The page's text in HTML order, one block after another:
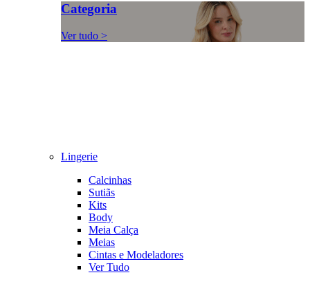
Categoria
Ver tudo >
Lingerie
Calcinhas
Sutiãs
Kits
Body
Meia Calça
Meias
Cintas e Modeladores
Ver Tudo